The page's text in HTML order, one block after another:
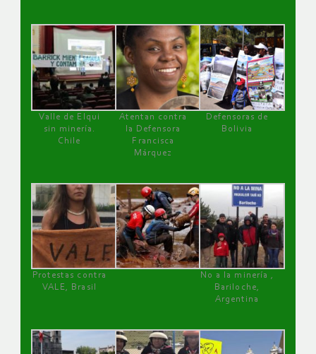
Valle de Elqui
sin minería.
Chile
Atentan contra
la Defensora
Francisca
Márquez
Defensoras de
Bolivia
Protestas contra
VALE, Brasil
No a la minería ,
Bariloche,
Argentina